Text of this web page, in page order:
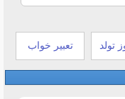
تولد تعبیر خواب